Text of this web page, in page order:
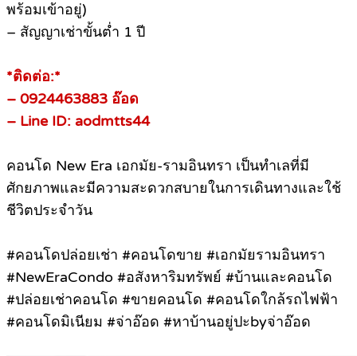
พร้อมเข้าอยู่)
– สัญญาเช่าขั้นต่ำ 1 ปี
*ติดต่อ:*
– 0924463883 อ๊อด
– Line ID: aodmtts44
คอนโด New Era เอกมัย-รามอินทรา เป็นทำเลที่มี
ศักยภาพและมีความสะดวกสบายในการเดินทางและใช้
ชีวิตประจำวัน
#คอนโดปล่อยเช่า #คอนโดขาย #เอกมัยรามอินทรา
#NewEraCondo #อสังหาริมทรัพย์ #บ้านและคอนโด
#ปล่อยเช่าคอนโด #ขายคอนโด #คอนโดใกล้รถไฟฟ้า
#คอนโดมิเนียม #จ่าอ๊อด #หาบ้านอยู่ปะbyจ่าอ๊อด